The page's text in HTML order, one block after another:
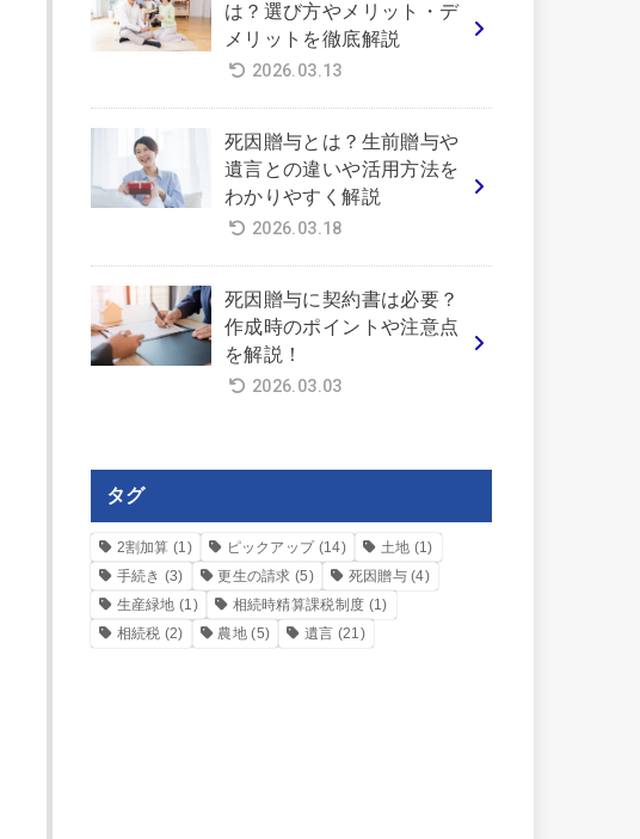
は？選び方やメリット・デ
メリットを徹底解説
2026.03.13
死因贈与とは？生前贈与や
遺言との違いや活用方法を
わかりやすく解説
2026.03.18
死因贈与に契約書は必要？
作成時のポイントや注意点
を解説！
2026.03.03
タグ
2割加算 (1) ピックアップ(14) 土地 (1)
手続き (3) 更生の請求 (5) 死因贈与(4)
生産緑地 (1) 相続時精算課税制度 (1)
相続税 (2) 農地(5) 遺言 (21)